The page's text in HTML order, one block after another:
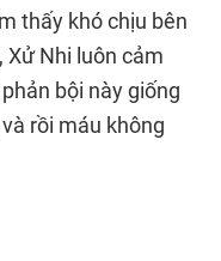
thấy khó chịu bên
Xử Nhi luôn cảm
bội này giống
rồi máu không